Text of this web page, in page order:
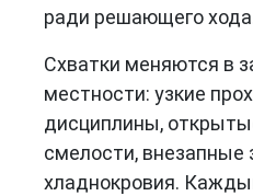
ради решающего
Схватки меняются в
местности: узкие
дисциплины,
смелости,
хладнокровия.